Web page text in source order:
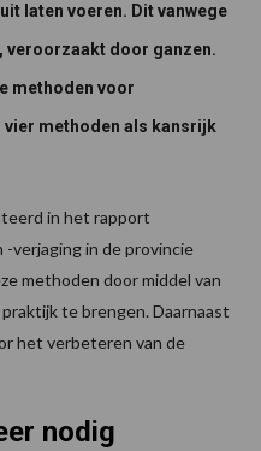
laten voeren. Dit vanwege
veroorzaakt door ganzen.
methoden voor
methoden als kansrijk
in het rapport
verjaging in de provincie
methoden door middel van
te brengen. Daarnaast
het verbeteren van de
nodig